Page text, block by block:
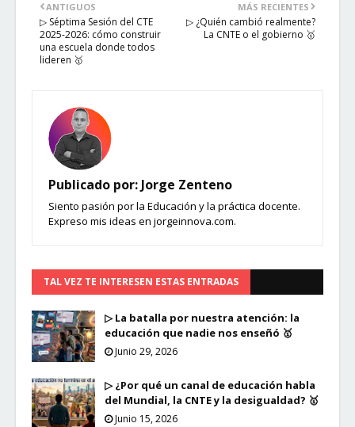
MÁS RECIENTES
▷ ¿Quién cambió realmente?
La CNTE o el gobierno 🥇
ANTIGUOS
▷ Séptima Sesión del CTE
2025-2026: cómo construir
una escuela donde todos
lideren 🥇
Publicado por: Jorge Zenteno
Siento pasión por la Educación y la práctica docente.
Expreso mis ideas en jorgeinnova.com.
TAL VEZ TE INTERESEN ESTAS ENTRADAS
▷ La batalla por nuestra atención: la
educación que nadie nos enseñó 🥇
Junio 29, 2026
▷ ¿Por qué un canal de educación habla
del Mundial, la CNTE y la desigualdad? 🥇
Junio 15, 2026